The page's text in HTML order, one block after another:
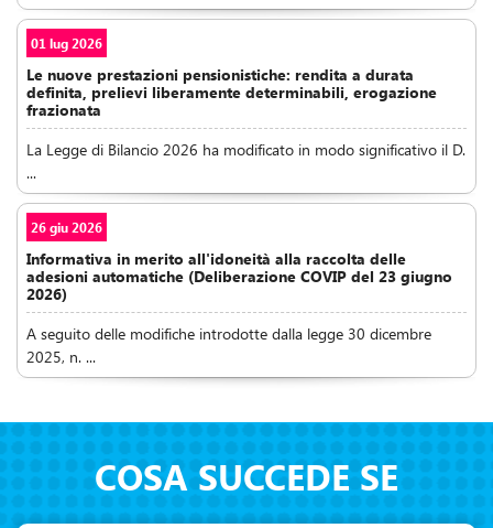
01 lug 2026
Le nuove prestazioni pensionistiche: rendita a durata
definita, prelievi liberamente determinabili, erogazione
frazionata
La Legge di Bilancio 2026 ha modificato in modo significativo il D.
...
26 giu 2026
Informativa in merito all'idoneità alla raccolta delle
adesioni automatiche (Deliberazione COVIP del 23 giugno
2026)
A seguito delle modifiche introdotte dalla legge 30 dicembre
2025, n. ...
COSA SUCCEDE SE